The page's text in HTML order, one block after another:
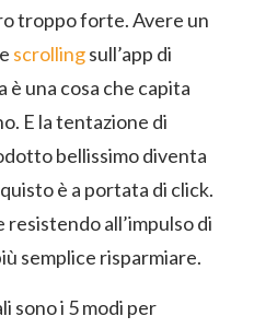
troppo forte. Avere un
scrollingsull’app di
una cosa che capita
E la tentazione di
bellissimo diventa
è a portata di click.
resistendo all’impulso di
semplice risparmiare.
sono i 5 modi per